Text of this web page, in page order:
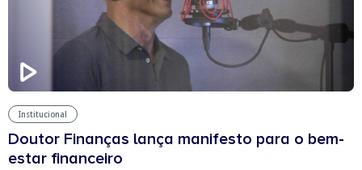
Institucional
Doutor Finanças lança manifesto para o bem-
estar financeiro